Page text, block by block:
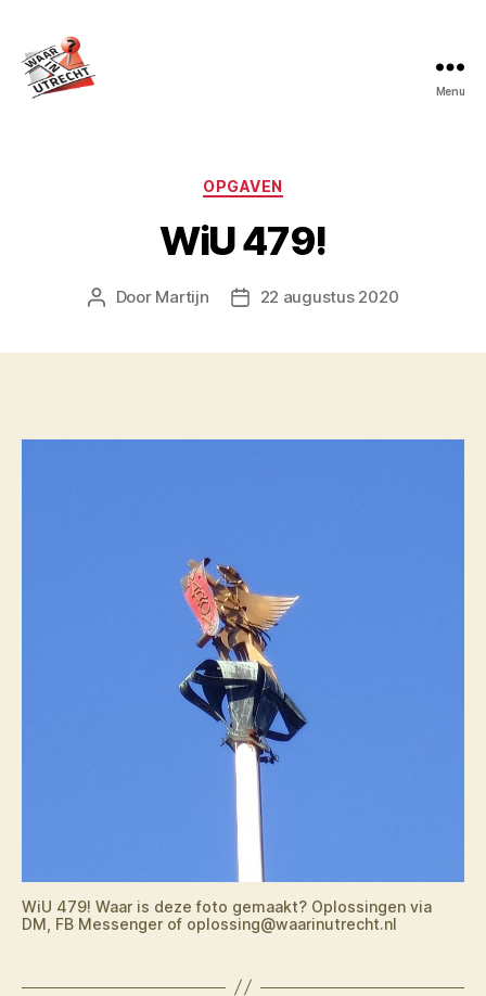
Menu
Categorieën
OPGAVEN
WiU 479!
Berichtauteur
Door Martijn Berichtdatum
22 augustus 2020
WiU 479! Waar is deze foto gemaakt? Oplossingen via
DM, FB Messenger of oplossing@waarinutrecht.nl